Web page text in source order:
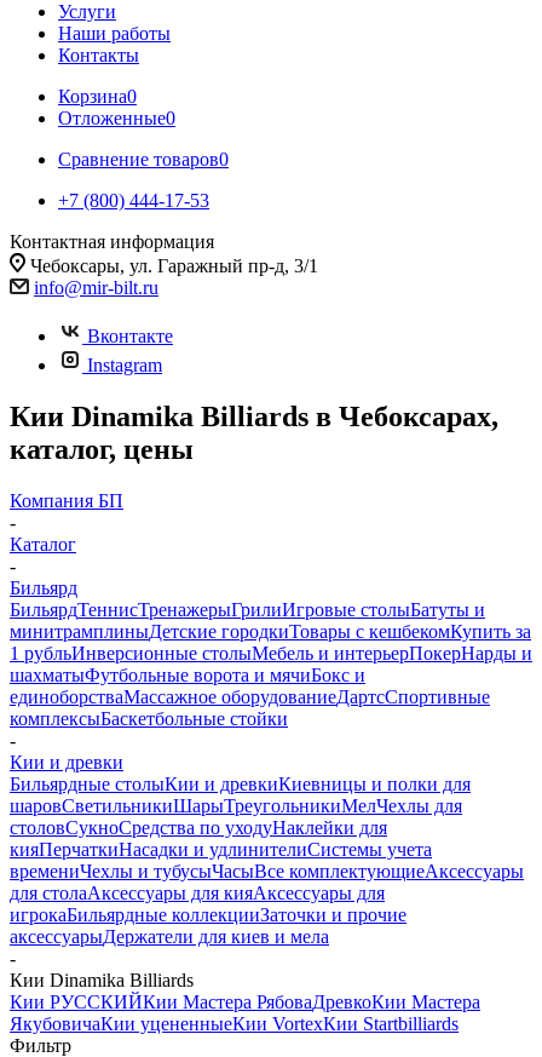
Услуги
Наши работы
Контакты
Корзина0
Отложенные0
Сравнение товаров0
+7 (800) 444-17-53
Контактная информация
Чебоксары, ул. Гаражный пр-д, 3/1
info@mir-bilt.ru
Вконтакте
Instagram
Кии Dinamika Billiards в Чебоксарах,
каталог, цены
Компания БП
-
Каталог
-
Бильярд
БильярдТеннисТренажерыГрилиИгровые столыБатуты и
минитрамплиныДетские городкиТовары с кешбекомКупить за
1 рубльИнверсионные столыМебель и интерьерПокерНарды и
шахматыФутбольные ворота и мячиБокс и
единоборстваМассажное оборудованиеДартсСпортивные
комплексыБаскетбольные стойки
-
Кии и древки
Бильярдные столыКии и древкиКиевницы и полки для
шаровСветильникиШарыТреугольникиМелЧехлы для
столовСукноСредства по уходуНаклейки для
кияПерчаткиНасадки и удлинителиСистемы учета
времениЧехлы и тубусыЧасыВсе комплектующиеАксессуары
для столаАксессуары для кияАксессуары для
игрокаБильярдные коллекцииЗаточки и прочие
аксессуарыДержатели для киев и мела
-
Кии Dinamika Billiards
Кии РУССКИЙКии Мастера РябоваДревкоКии Мастера
ЯкубовичаКии уцененныеКии VortexКии Startbilliards
Фильтр